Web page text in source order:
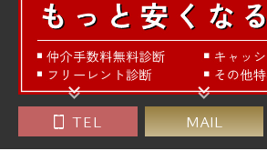
TEL MAIL